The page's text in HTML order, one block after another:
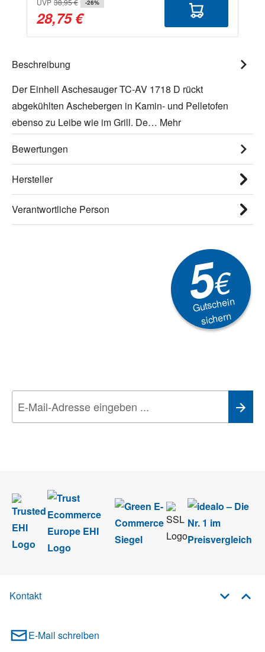
-26%
28,75 €
Beschreibung
Der Einhell Aschesauger TC-AV 1718 D rückt
abgekühlten Aschebergen in Kamin- und Pelletofen
ebenso zu Leibe wie im Grill. De… Mehr
Bewertungen
Hersteller
Verantwortliche Person
5€
Gutschein
sichern
Kontakt
E-Mail schreiben